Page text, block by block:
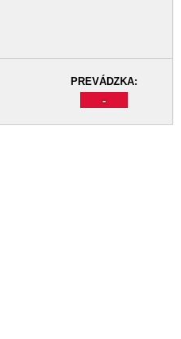
PREVÁDZKA:
-